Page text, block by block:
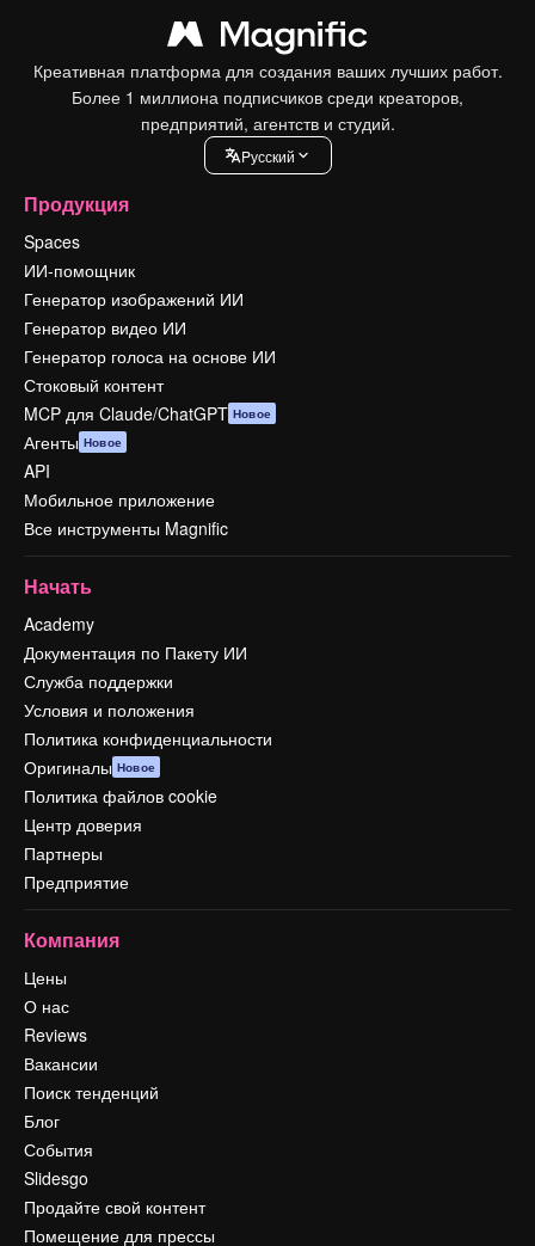
Креативная платформа для создания ваших лучших работ.
Более 1 миллиона подписчиков среди креаторов,
предприятий, агентств и студий.
Pусский
Продукция
Spaces
ИИ-помощник
Генератор изображений ИИ
Генератор видео ИИ
Генератор голоса на основе ИИ
Стоковый контент
MCP для Claude/ChatGPT Новое
Агенты Новое
API
Мобильное приложение
Все инструменты Magnific
Начать
Academy
Документация по Пакету ИИ
Служба поддержки
Условия и положения
Политика конфиденциальности
Оригиналы Новое
Политика файлов cookie
Центр доверия
Партнеры
Предприятие
Компания
Цены
О нас
Reviews
Вакансии
Поиск тенденций
Блог
События
Slidesgo
Продайте свой контент
Помещение для прессы